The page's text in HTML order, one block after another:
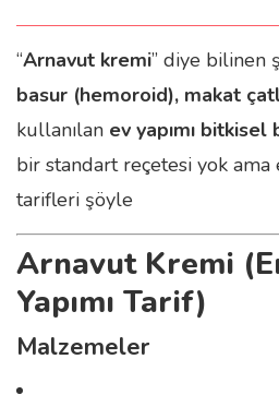
“Arnavut kremi” diye bilinen
basur (hemoroid), makat
kullanılan ev yapımı bitkisel
bir standart reçetesi yok ama
tarifleri şöyle
Arnavut Kremi
Yapımı Tarif)
Malzemeler